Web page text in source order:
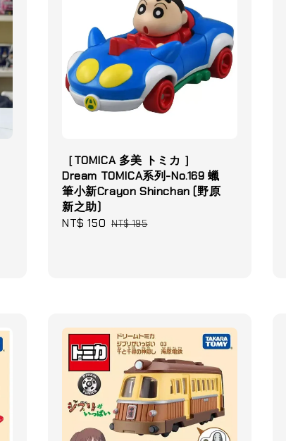
［TOMICA 多美 トミカ ］
Dream TOMICA系列-No.169 蠟
筆小新Crayon Shinchan (野原
新之助)
Sale
NT$ 150 Regular
NT$ 195